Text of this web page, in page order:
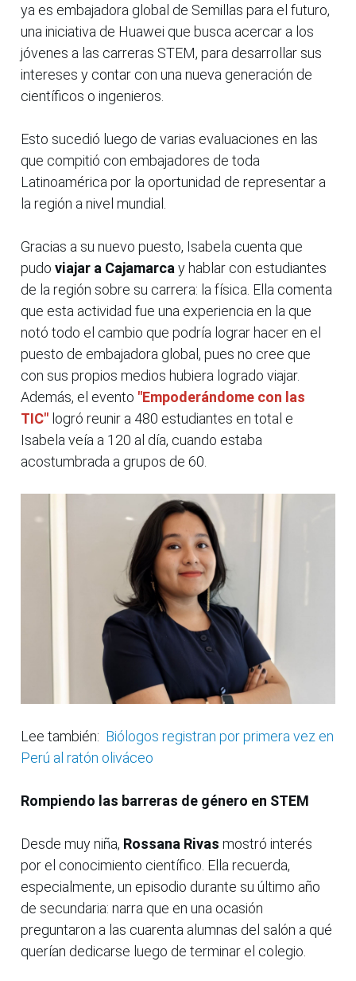
ya es embajadora global de Semillas para el futuro,
una iniciativa de Huawei que busca acercar a los
jóvenes a las carreras STEM, para desarrollar sus
intereses y contar con una nueva generación de
científicos o ingenieros.
Esto sucedió luego de varias evaluaciones en las
que compitió con embajadores de toda
Latinoamérica por la oportunidad de representar a
la región a nivel mundial.
Gracias a su nuevo puesto, Isabela cuenta que
pudo viajar a Cajamarca y hablar con estudiantes
de la región sobre su carrera: la física. Ella comenta
que esta actividad fue una experiencia en la que
notó todo el cambio que podría lograr hacer en el
puesto de embajadora global, pues no cree que
con sus propios medios hubiera logrado viajar.
Además, el evento "Empoderándome con las
TIC" logró reunir a 480 estudiantes en total e
Isabela veía a 120 al día, cuando estaba
acostumbrada a grupos de 60.
Lee también: Biólogos registran por primera vez en
Perú al ratón oliváceo
Rompiendo las barreras de género en STEM
Desde muy niña, Rossana Rivas mostró interés
por el conocimiento científico. Ella recuerda,
especialmente, un episodio durante su último año
de secundaria: narra que en una ocasión
preguntaron a las cuarenta alumnas del salón a qué
querían dedicarse luego de terminar el colegio.